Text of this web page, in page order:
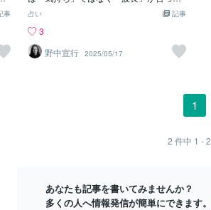
事
いないからこんにちは。ロシア超能力研
NONAKAです。「好きなのに、うまくい
かない」「気が合うと思ったのに、距離
が縮まらない」このような“恋の停滞”を
お相手のエネルギーの波長これが一致し
そろっていても、生活環境や関わる人間
関係によってエネルギーの波長は“変
記事
占い
3
野中宣行 2025/05/17
1
2 件中 1 - 2
あなたも記事を書いてみませんか？
多くの人へ情報発信が簡単にできます。